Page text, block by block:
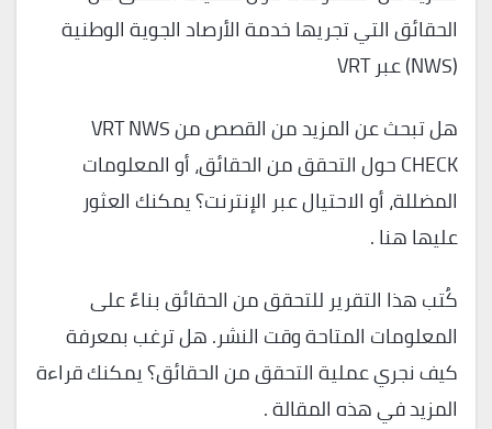
الحقائق التي تجريها خدمة الأرصاد الجوية الوطنية
(NWS) عبر VRT
هل تبحث عن المزيد من القصص من VRT NWS
CHECK حول التحقق من الحقائق، أو المعلومات
المضللة، أو الاحتيال عبر الإنترنت؟ يمكنك العثور
عليها هنا .
كُتب هذا التقرير للتحقق من الحقائق بناءً على
المعلومات المتاحة وقت النشر. هل ترغب بمعرفة
كيف نجري عملية التحقق من الحقائق؟ يمكنك قراءة
المزيد في هذه المقالة .